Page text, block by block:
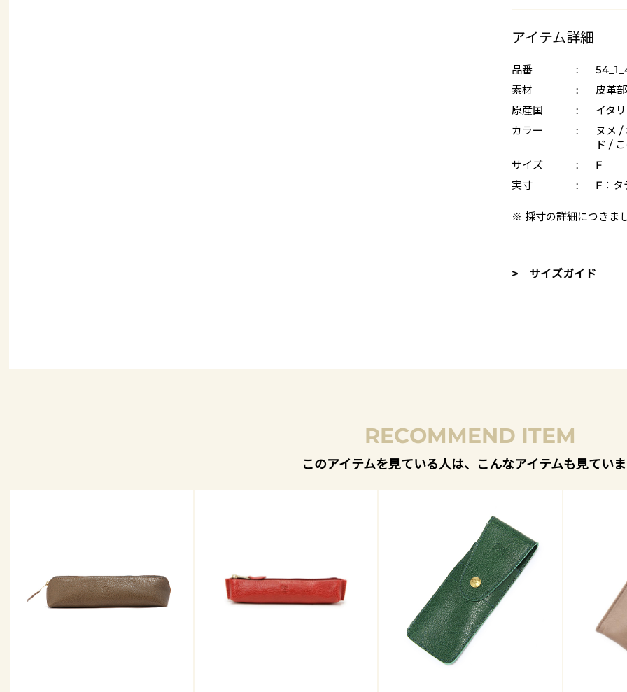
アイテム詳細
品番 :
素材
:
皮革
原産国
:
イタ
カラー
:
ヌメ /
ド /
サイズ
:
F
実寸
: F：タ
※ 採寸の詳細につきま
> サイズガイド
RECOMMEND ITEM
このアイテムを見ている人は、こんなアイテムも見てい